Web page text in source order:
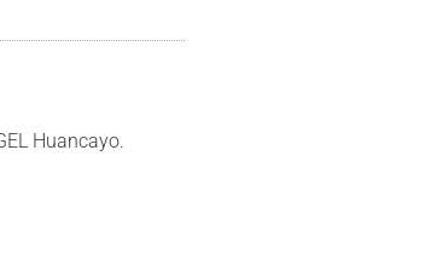
Huancayo.